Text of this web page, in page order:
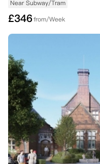
Near Subway/Tram
£346from/Week